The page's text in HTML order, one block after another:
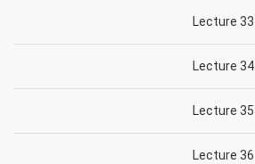
Lecture 33
Lecture 34
Lecture 35
Lecture 36